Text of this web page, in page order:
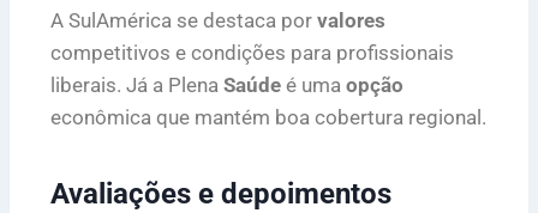
A SulAmérica se destaca por valores
competitivos e condições para profissionais
liberais. Já a Plena Saúde é uma opção
econômica que mantém boa cobertura regional.
Avaliações e depoimentos